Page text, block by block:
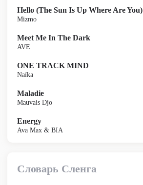
Hello (The Sun Is Up Where Are You)
Mizmo
Meet Me In The Dark
AVE
ONE TRACK MIND
Naïka
Maladie
Mauvais Djo
Energy
Ava Max & BIA
Словарь Сленга